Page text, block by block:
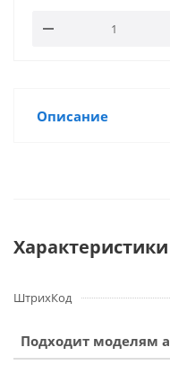
Описание
Характеристики
ШтрихКод
Подходит моделям